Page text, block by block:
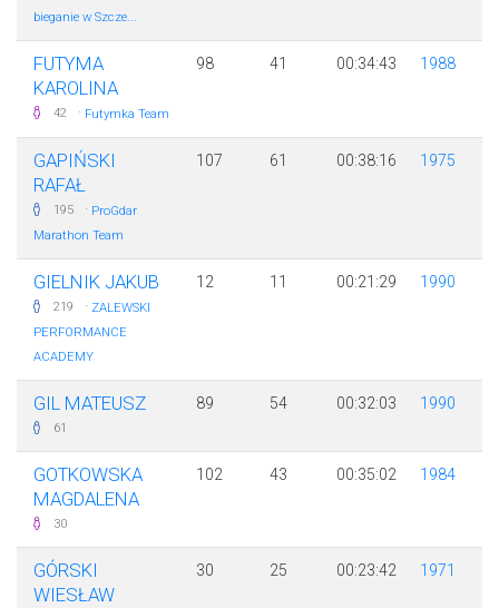
bieganie w Szcze...
FUTYMA
KAROLINA
42 · Futymka Team
98 41 00:34:43 1988
GAPIŃSKI
RAFAŁ
195 · ProGdar
Marathon Team
107 61 00:38:16 1975
GIELNIK JAKUB
219 · ZALEWSKI
PERFORMANCE
ACADEMY
12 11 00:21:29 1990
GIL MATEUSZ
61
89 54 00:32:03 1990
GOTKOWSKA
MAGDALENA
30
102 43 00:35:02 1984
GÓRSKI
WIESŁAW
30 25 00:23:42 1971